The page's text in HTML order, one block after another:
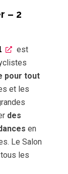
– 2
est
pour tout
et les
des
en
Le Salon
les